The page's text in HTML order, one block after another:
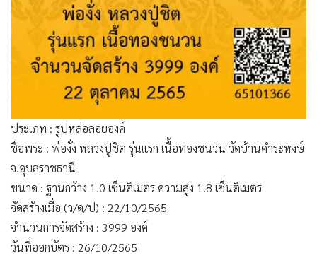
ประเภท : รูปหล่อลอยองค์
ชื่อพระ : พ่องั่ง หลวงปู่ชิต รุ่นแรก เนื้อทองชนวน วัดบ้านคำระหงษ์
จ.อุบลราชธานี
ขนาด : ฐานกว้าง 1.0 เซ็นติเมตร ความสูง 1.8 เซ็นติเมตร
จัดสร้างเมื่อ (ว/ด/ป) : 22/10/2565
จำนวนการจัดสร้าง : 3999 องค์
วันที่ออกบัตร : 26/10/2565